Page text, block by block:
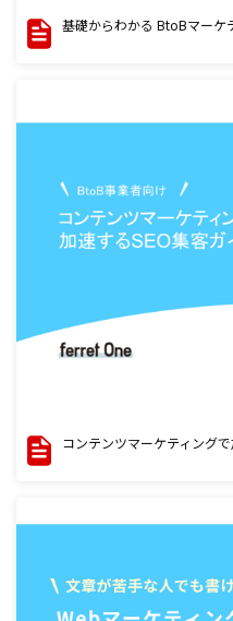
基礎からわかる BtoBマーケ
コンテンツマーケティング